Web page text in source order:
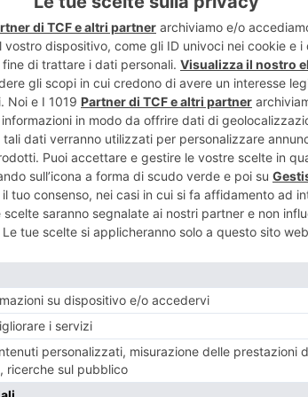
7 AGOSTO 2026
I sindaci dei Comuni olimpici chiedono
garanzie per il servizio pediatrico